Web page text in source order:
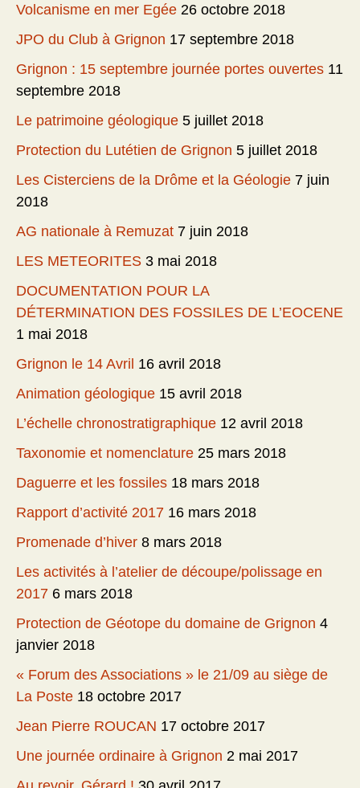
Volcanisme en mer Egée 26 octobre 2018
JPO du Club à Grignon 17 septembre 2018
Grignon : 15 septembre journée portes ouvertes 11
septembre 2018
Le patrimoine géologique 5 juillet 2018
Protection du Lutétien de Grignon 5 juillet 2018
Les Cisterciens de la Drôme et la Géologie 7 juin
2018
AG nationale à Remuzat 7 juin 2018
LES METEORITES 3 mai 2018
DOCUMENTATION POUR LA
DÉTERMINATION DES FOSSILES DE L’EOCENE
1 mai 2018
Grignon le 14 Avril 16 avril 2018
Animation géologique 15 avril 2018
L’échelle chronostratigraphique 12 avril 2018
Taxonomie et nomenclature 25 mars 2018
Daguerre et les fossiles 18 mars 2018
Rapport d’activité 2017 16 mars 2018
Promenade d’hiver 8 mars 2018
Les activités à l’atelier de découpe/polissage en
2017 6 mars 2018
Protection de Géotope du domaine de Grignon 4
janvier 2018
« Forum des Associations » le 21/09 au siège de
La Poste 18 octobre 2017
Jean Pierre ROUCAN 17 octobre 2017
Une journée ordinaire à Grignon 2 mai 2017